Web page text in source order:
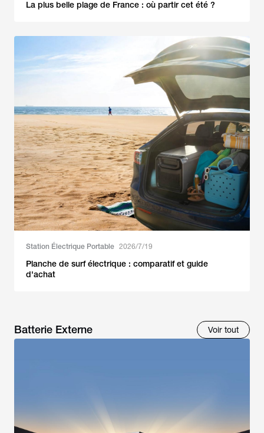
La plus belle plage de France : où partir cet été ?
Station Électrique Portable 2026/7/19
Planche de surf électrique : comparatif et guide
d'achat
Batterie Externe Voir tout